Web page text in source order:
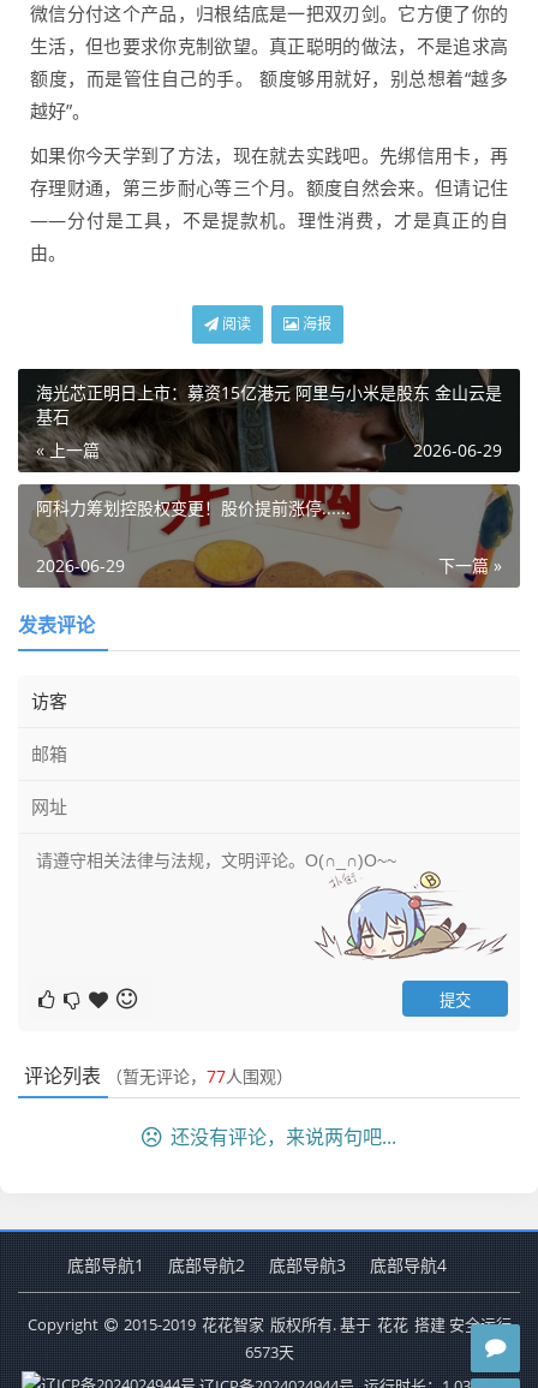
微信分付这个产品，归根结底是一把双刃剑。它方便了你的
生活，但也要求你克制欲望。真正聪明的做法，不是追求高
额度，而是管住自己的手。 额度够用就好，别总想着“越多
越好”。
如果你今天学到了方法，现在就去实践吧。先绑信用卡，再
存理财通，第三步耐心等三个月。额度自然会来。但请记住
——分付是工具，不是提款机。理性消费，才是真正的自
由。
阅读 海报
海光芯正明日上市：募资15亿港元 阿里与小米是股东 金山云是
基石
« 上一篇
2026-06-29
阿科力筹划控股权变更！股价提前涨停......
下一篇 »
2026-06-29
发表评论
评论列表 （暂无评论， 77人围观）
还没有评论，来说两句吧...
底部导航1 底部导航2 底部导航3 底部导航4
Copyright 2015-2019 花花智家 版权所有. 基于 花花 搭建 安全运行
6573天